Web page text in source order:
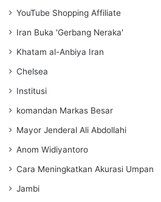
YouTube Shopping Affiliate
Iran Buka 'Gerbang Neraka'
Khatam al-Anbiya Iran
Chelsea
Institusi
komandan Markas Besar
Mayor Jenderal Ali Abdollahi
Anom Widiyantoro
Cara Meningkatkan Akurasi Umpan
Jambi